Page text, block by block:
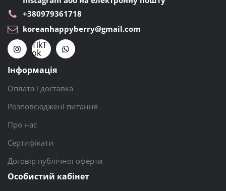
+380979361718
koreanhappyberry@gmail.com
TikT
ok
Інформація
Оплата і доставка
Розповсюджені питання
Про нас
Сертифікати
Договір публічної оферти
Особистий кабінет